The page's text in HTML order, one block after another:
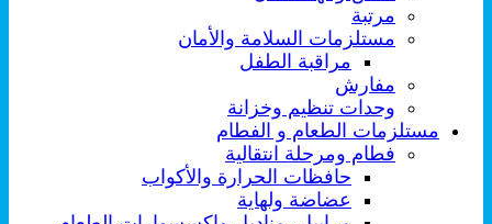
مرتبة
مستلزمات السلامة والأمان
مراقبة الطفل
مفارش
وحدات تنظيم وخزانة
مستلزمات الطعام و الفطام
فطام ومرحلة انتقالية
حافظات الحرارة والأكواب
عضاضة ولهاية